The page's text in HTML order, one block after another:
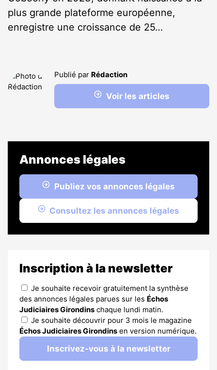
plus grande plateforme européenne,
enregistre une croissance de 25…
Publié par Rédaction
Voir les articles
Annonces légales
Publiez vos annonces légales
Consultez les annonces légales
Inscription à la newsletter
Je souhaite recevoir gratuitement la synthèse
des annonces légales parues sur les Échos
Judiciaires Girondins chaque lundi matin.
Je souhaite découvrir pour 3 mois le magazine
Échos Judiciaires Girondins en version numérique.
Inscrivez-vous à la newsletter